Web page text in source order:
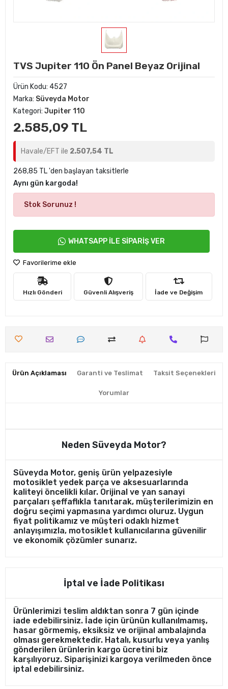
TVS Jupiter 110 Ön Panel Beyaz Orijinal
Ürün Kodu: 4527
Marka: Süveyda Motor
Kategori: Jupiter 110
2.585,09 TL
Havale/EFT ile 2.507,54 TL
268,85 TL 'den başlayan taksitlerle
Aynı gün kargoda!
Stok Sorunuz !
WHATSAPP İLE SİPARİŞ VER
Favorilerime ekle
Hızlı Gönderi Güvenli Alışveriş İade ve Değişim
Ürün Açıklaması Garanti ve Teslimat Taksit Seçenekleri
Yorumlar
Neden Süveyda Motor?
Süveyda Motor, geniş ürün yelpazesiyle
motosiklet yedek parça ve aksesuarlarında
kaliteyi öncelikli kılar. Orijinal ve yan sanayi
parçaları şeffaflıkla tanıtarak, müşterilerimizin en
doğru seçimi yapmasına yardımcı oluruz. Uygun
fiyat politikamız ve müşteri odaklı hizmet
anlayışımızla, motosiklet kullanıcılarına güvenilir
ve ekonomik çözümler sunarız.
İptal ve İade Politikası
Ürünlerimizi teslim aldıktan sonra 7 gün içinde
iade edebilirsiniz. İade için ürünün kullanılmamış,
hasar görmemiş, eksiksiz ve orijinal ambalajında
olması gerekmektedir. Hatalı, kusurlu veya yanlış
gönderilen ürünlerin kargo ücretini biz
karşılıyoruz. Siparişinizi kargoya verilmeden önce
iptal edebilirsiniz.